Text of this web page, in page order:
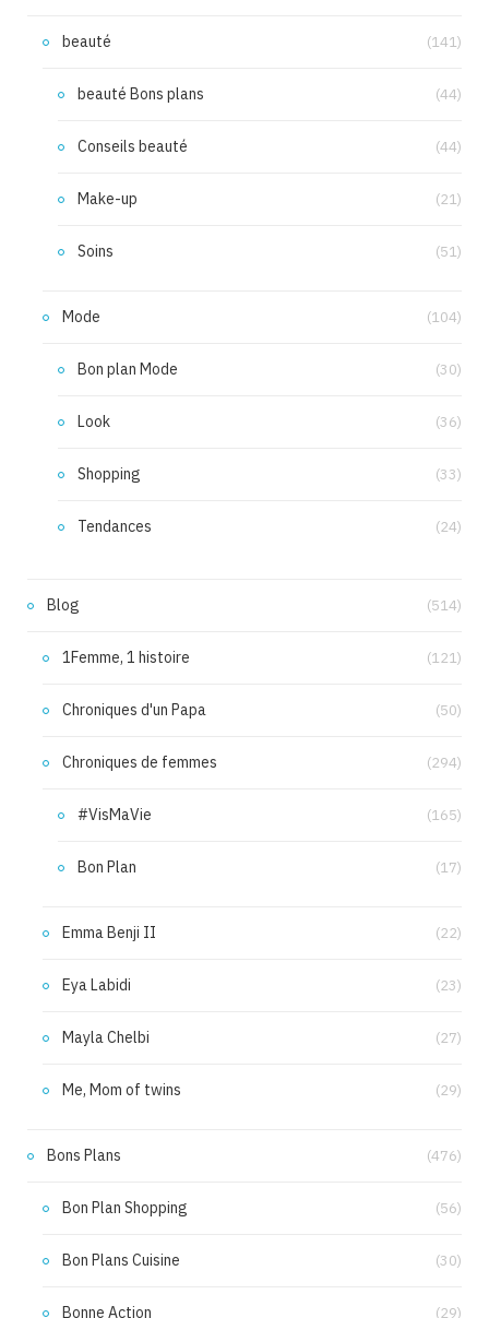
beauté (141)
beauté Bons plans (44)
Conseils beauté (44)
Make-up (21)
Soins (51)
Mode (104)
Bon plan Mode (30)
Look (36)
Shopping (33)
Tendances (24)
Blog (514)
1Femme, 1 histoire (121)
Chroniques d'un Papa (50)
Chroniques de femmes (294)
#VisMaVie (165)
Bon Plan (17)
Emma Benji II (22)
Eya Labidi (23)
Mayla Chelbi (27)
Me, Mom of twins (29)
Bons Plans (476)
Bon Plan Shopping (56)
Bon Plans Cuisine (30)
Bonne Action (29)